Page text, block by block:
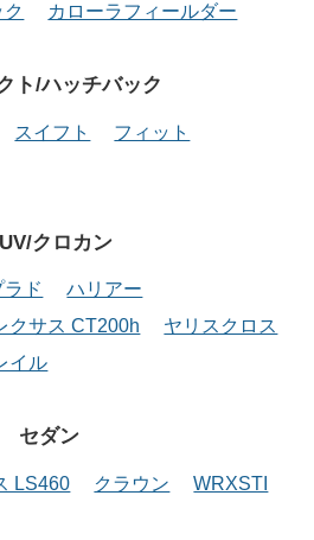
カローラフィールダー
ト/ハッチバック
スイフト
フィット
クロカン
ド
ハリアー
クサス CT200h
ヤリスクロス
イル
セダン
LS460 クラウン
WRXSTI